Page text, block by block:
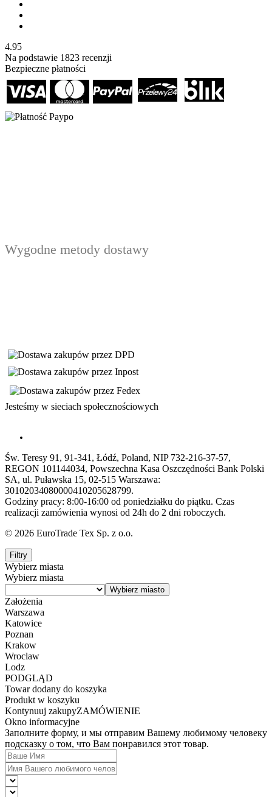
4.95
Na podstawie 1823 recenzji
Bezpieczne płatności
Wygodne metody dostawy
Jesteśmy w sieciach społecznościowych
Św. Teresy 91, 91-341, Łódź, Poland, NIP 732-216-37-57,
REGON 101144034, Powszechna Kasa Oszczędności Bank Polski
SA, ul. Puławska 15, 02-515 Warszawa:
30102034080000410205628799.
Godziny pracy: 8:00-16:00 od poniedziałku do piątku. Czas
realizacji zamówienia wynosi od 24h do 2 dni roboczych.
© 2026 EuroTrade Tex Sp. z o.o.
Filtry
Wybierz miasta
Wybierz miasta
Założenia
Warszawa
Katowice
Poznan
Krakow
Wroclaw
Lodz
PODGLĄD
Towar dodany do koszyka
Produkt w koszyku
Kontynuuj zakupyZAMÓWIENIE
Okno informacyjne
Заполните форму, и мы отправим Вашему любимому человеку
подсказку о том, что Вам понравился этот товар.